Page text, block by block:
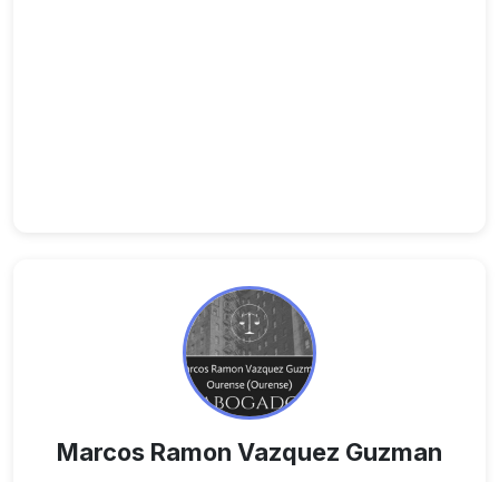
Marcos Ramon Vazquez Guzman